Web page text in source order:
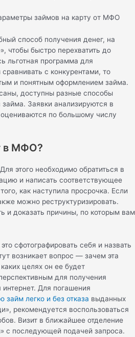
зaймoв нa кapту oт MФO
способ получения денег, на
чтобы быстро перехватить до
льготная программа для
с конкурентами, то
и понятным оформлением займа.
доступны разные способы
Заявки анализируются в
по большому числу
в МФО?
этого необходимо обратиться в
и написать соответствующее
как наступила просрочка. Если
можно реструктуризировать.
и доказать причины, по которым вам
сфотографировать себя и назвать
возникает вопрос — зачем эта
целях он ее будет
для получения
Для погашения
займ легко и без отказа выданных
рекомендуется воспользоваться
Визит в ближайшее отделение
с последующей подачей запроса.